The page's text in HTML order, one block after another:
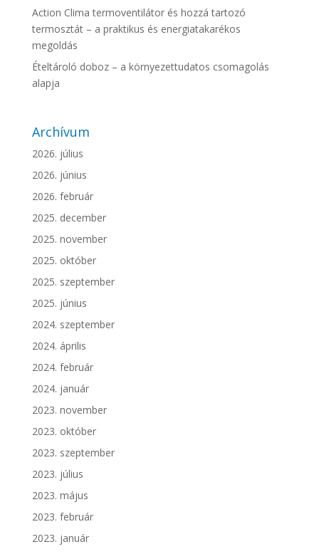
Action Clima termoventilátor és hozzá tartozó
termosztát – a praktikus és energiatakarékos
megoldás
Ételtároló doboz – a környezettudatos csomagolás
alapja
Archívum
2026. július
2026. június
2026. február
2025. december
2025. november
2025. október
2025. szeptember
2025. június
2024. szeptember
2024. április
2024. február
2024. január
2023. november
2023. október
2023. szeptember
2023. július
2023. május
2023. február
2023. január